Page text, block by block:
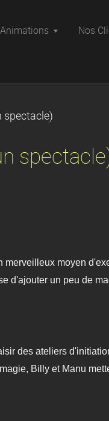
Animations Nos
spectacle)
merveilleux moyen
d'ajouter un peu de
des ateliers
Billy et Manu